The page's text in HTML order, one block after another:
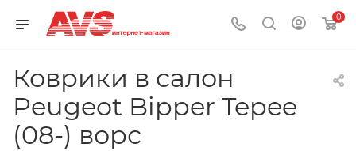
0
Коврики в салон
Peugeot Bipper Tepee
(08-) ворс